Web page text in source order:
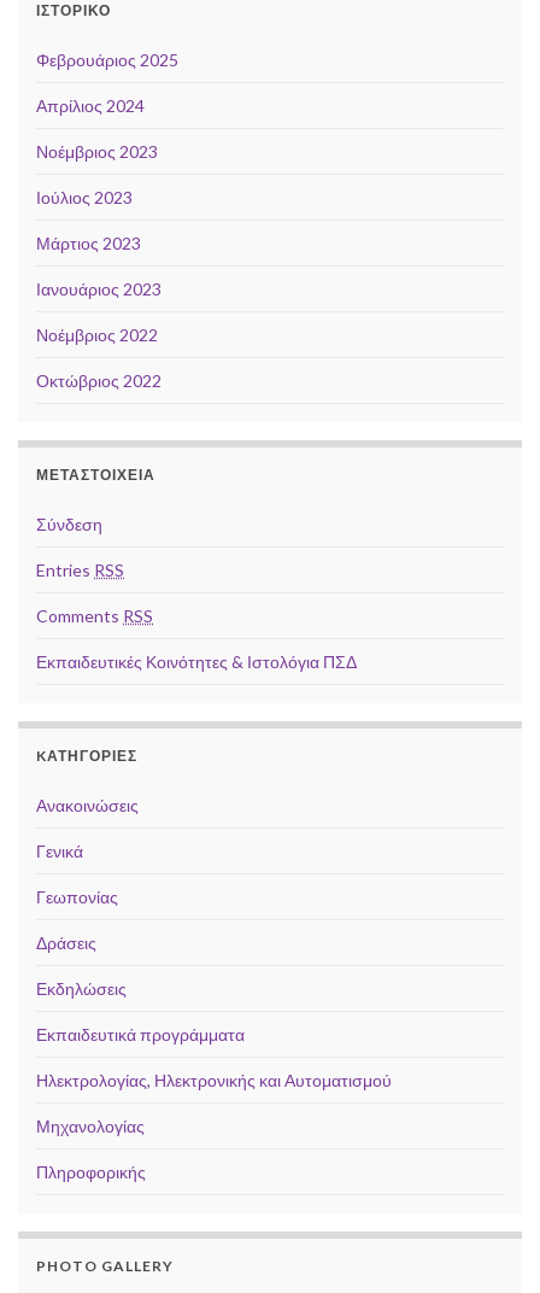
ΙΣΤΟΡΙΚΌ
Φεβρουάριος 2025
Απρίλιος 2024
Νοέμβριος 2023
Ιούλιος 2023
Μάρτιος 2023
Ιανουάριος 2023
Νοέμβριος 2022
Οκτώβριος 2022
ΜΕΤΑΣΤΟΙΧΕΊΑ
Σύνδεση
Entries RSS
Comments RSS
Εκπαιδευτικές Κοινότητες & Ιστολόγια ΠΣΔ
KΑΤΗΓΟΡΊΕΣ
Ανακοινώσεις
Γενικά
Γεωπονίας
Δράσεις
Εκδηλώσεις
Εκπαιδευτικά προγράμματα
Ηλεκτρολογίας, Ηλεκτρονικής και Αυτοματισμού
Μηχανολογίας
Πληροφορικής
PHOTO GALLERY